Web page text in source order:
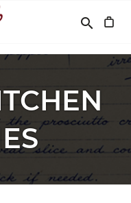
Suchen
search